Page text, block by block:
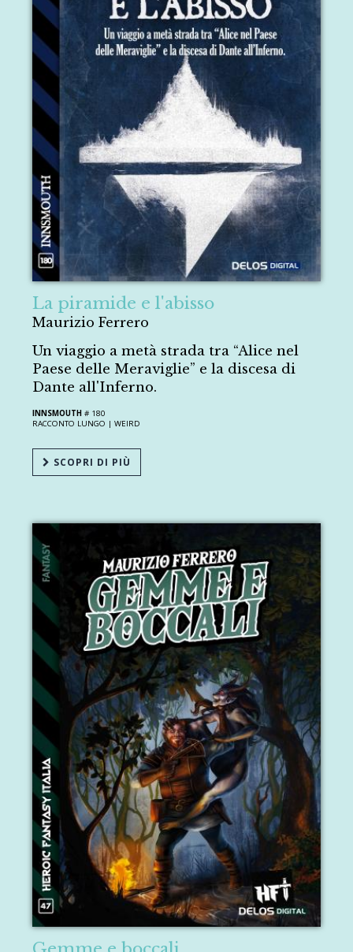
La piramide e l'abisso
Maurizio Ferrero
Un viaggio a metà strada tra “Alice nel
Paese delle Meraviglie” e la discesa di
Dante all'Inferno.
INNSMOUTH # 180
RACCONTO LUNGO |WEIRD
SCOPRI DI PIÙ